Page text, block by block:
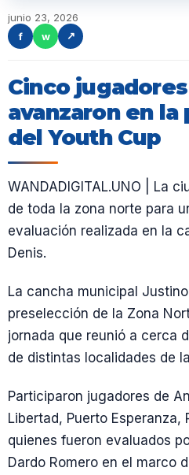
junio 23, 2026
f
w ↗
Cinco
avanzaron en
del Youth Cup
WANDADIGITAL.UNO | La
de toda la zona norte para
evaluación realizada en la
Denis.
La cancha municipal
preselección de la Zona
jornada que reunió a cerca
de distintas localidades de
Participaron jugadores de
Libertad, Puerto Esperanza,
quienes fueron evaluados
Dardo Romero en el marco